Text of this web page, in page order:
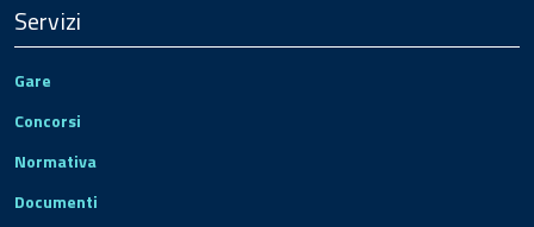
Servizi
Gare
Concorsi
Normativa
Documenti